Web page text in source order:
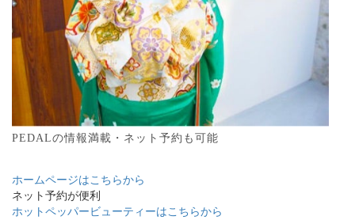
PEDALの情報満載・ネット予約も可能
ホームページはこちらから
ネット予約が便利
ホットペッパービューティーはこちらから